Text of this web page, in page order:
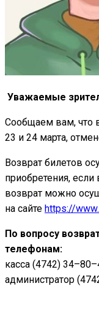
Уважаемые
Сообщаем вам, что
23 и 24 марта,
Возврат билетов
приобретения,
возврат можно
на сайте https://
По вопросу
телефонам:
касса (4742)
администратор